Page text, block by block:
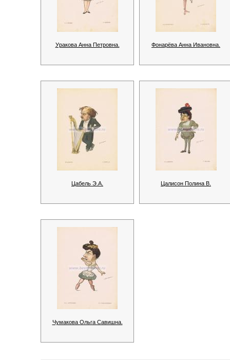
Уракова Анна Петровна. Фонарёва Анна Ивановна.
Цабель Э.А. Цалисон Полина В.
Чумакова Ольга Савишна.